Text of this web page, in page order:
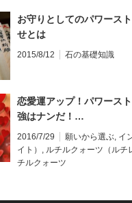
お守りとしてのパワース
せとは
2015/8/12 石の基礎知識
恋愛運アップ！パワース
強はナンだ！…
2016/7/29 願いから選ぶ, イ
イト） , ルチルクォーツ（ルチ
チルクォーツ